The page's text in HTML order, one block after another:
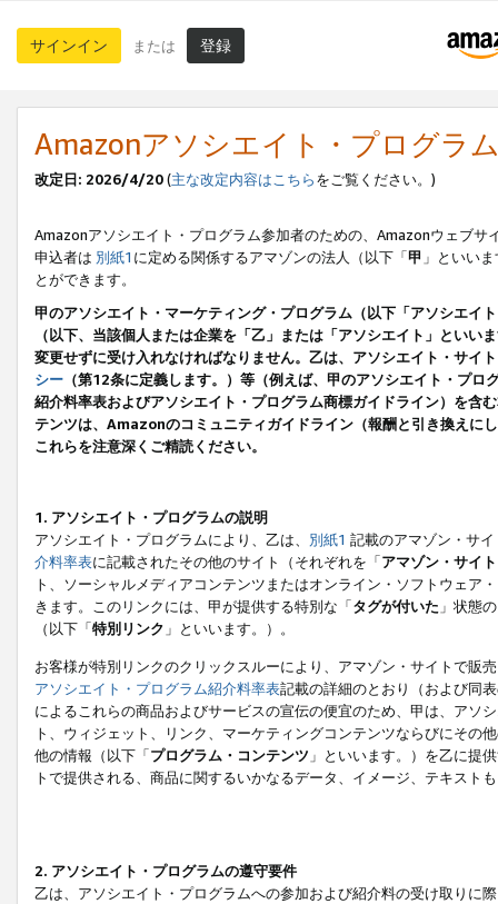
サインイン または 登録
Amazonアソシエイト・プログラ
改定日: 2026/4/20(主な改定内容はこちらをご覧ください。)
Amazonアソシエイト・プログラム参加者のための、Amazonウェブサ
申込者は 別紙1 に定める関係するアマゾンの法人（以下「甲 」といい
とができます。
甲のアソシエイト・マーケティング・プログラム（以下「アソシエイ
（以下、当該個人または企業を「乙」または「アソシエイト」とい
変更せずに受け入れなければなりません。乙は、アソシエイト・サイ
シー （第12条に定義します。）等（例えば、甲のアソシエイト・プ
紹介料率表およびアソシエイト・プログラム商標ガイドライン）を
テンツは、Amazonのコミュニティガイドライン（報酬と引き換えに
これらを注意深くご精読ください。
1. アソシエイト・プログラムの説明
アソシエイト・プログラムにより、乙は、 別紙1 記載のアマゾン・サ
介料率表に記載されたその他のサイト（それぞれを「アマゾン・サイト
ト、ソーシャルメディアコンテンツまたはオンライン・ソフトウェア
きます。このリンクには、甲が提供する特別な「タグが付いた 」状態
（以下「特別リンク 」といいます。）。
お客様が特別リンクのクリックスルーにより、アマゾン・サイトで販
アソシエイト・プログラム紹介料率表記載の詳細のとおり（および同
によるこれらの商品およびサービスの宣伝の便宜のため、甲は、アソ
ト、ウィジェット、リンク、マーケティングコンテンツならびにその
他の情報（以下「プログラム・コンテンツ 」といいます。）を乙に提
トで提供される、商品に関するいかなるデータ、イメージ、テキス
2. アソシエイト・プログラムの遵守要件
乙は、アソシエイト・プログラムへの参加および紹介料の受け取りに